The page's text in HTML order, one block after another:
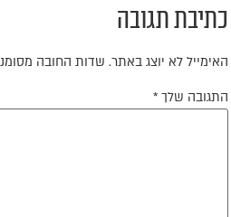
תגובה
לא יוצג באתר. שדות החובה
שלך*